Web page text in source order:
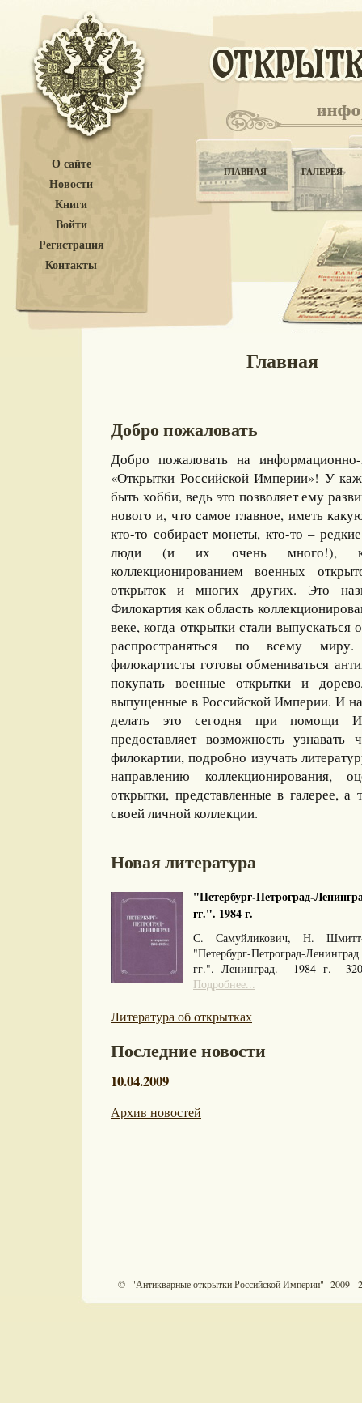
О сайте
Новости
Книги
Войти
Регистрация
Контакты
ГЛАВНАЯ ГАЛЕРЕЯ
Главная
Добро пожаловать
Добро пожаловать на информационно-
«Открытки Российской Империи»! У
быть хобби, ведь это позволяет ему
нового и, что самое главное, иметь
кто-то собирает монеты, кто-то –
люди (и их очень много!),
коллекционированием военных
открыток и многих других. Это
Филокартия как область
веке, когда открытки стали
распространяться по всему
филокартисты готовы обмениваться
покупать военные открытки и
выпущенные в Российской Империи. И
делать это сегодня при помощи
предоставляет возможность
филокартии, подробно изучать
направлению коллекционирования,
открытки, представленные в галерее, а
своей личной коллекции.
Новая литература
"Петербург-Петроград-
гг.". 1984 г.
С. Самуйликович, Н.
"Петербург-Петроград-
гг.". Ленинград. 1984 г.
Подробнее...
Литература об открытках
Последние новости
10.04.2009
Архив новостей
© "Антикварные открытки Российской Империи" 2009 -